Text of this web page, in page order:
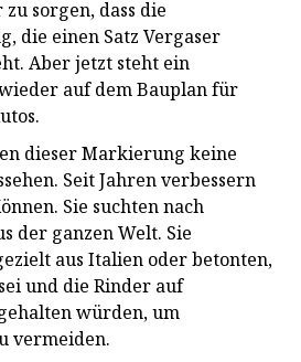
sorgen, dass die
die einen Satz Vergaser
Aber jetzt steht ein
auf dem Bauplan für
dieser Markierung keine
Seit Jahren verbessern
Sie suchten nach
der ganzen Welt. Sie
aus Italien oder betonten,
und die Rinder auf
würden, um
vermeiden.